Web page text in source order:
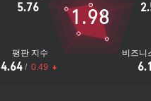
5.76
평판 지수
4.64 / 0.49
비즈니
1.98
이 브